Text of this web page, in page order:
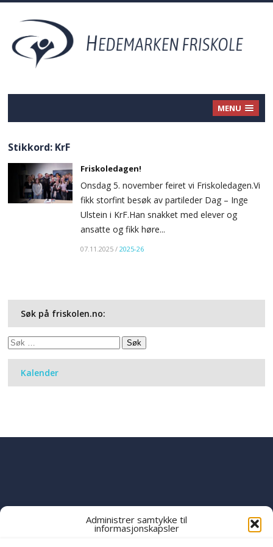
Administrer samtykke til
informasjonskapsler
MENU
Stikkord: KrF
Friskoledagen!
Onsdag 5. november feiret vi Friskoledagen.Vi
fikk storfint besøk av partileder Dag – Inge
Ulstein i KrF.Han snakket med elever og
ansatte og fikk høre...
07.11.2025 /2025-26
Søk på friskolen.no:
Søk
Kalender